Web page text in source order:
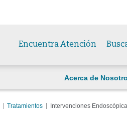
Encuentra Atención
Acerca de
Tratamientos Intervenciones